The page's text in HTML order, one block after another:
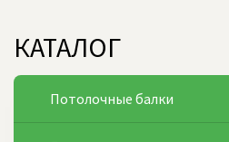
КАТАЛОГ
Потолочные балки